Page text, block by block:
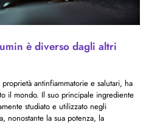
è diverso dagli altri
antinfiammatorie e salutari, ha
il mondo. Il suo principale ingrediente
studiato e utilizzato negli
nonostante la sua potenza, la